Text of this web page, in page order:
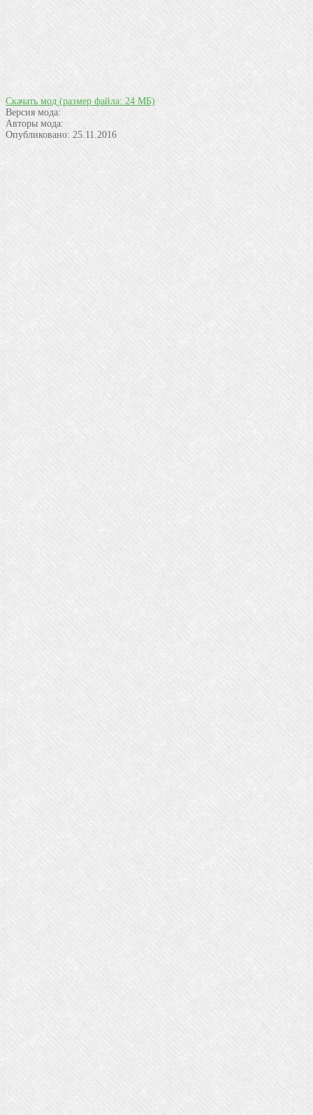
Скачать мод (размер файла: 24 МБ)
Версия мода:
Авторы мода:
Опубликовано: 25.11.2016